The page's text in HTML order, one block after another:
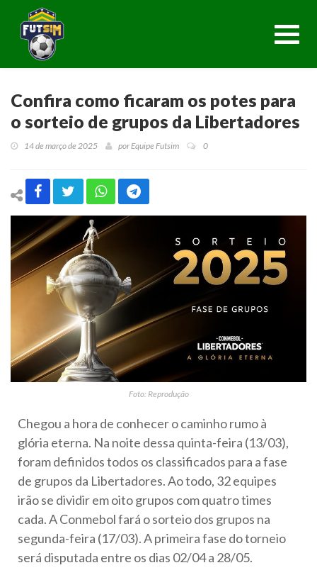
Confira como ficaram os potes para
o sorteio de grupos da Libertadores
14 de março de 2025 por Equipe Futsim 0
Foto: Reprodução
Chegou a hora de conhecer o caminho rumo à
glória eterna. Na noite dessa quinta-feira (13/03),
foram definidos todos os classificados para a fase
de grupos da Libertadores. Ao todo, 32 equipes
irão se dividir em oito grupos com quatro times
cada. A Conmebol fará o sorteio dos grupos na
segunda-feira (17/03). A primeira fase do torneio
será disputada entre os dias 02/04 a 28/05.